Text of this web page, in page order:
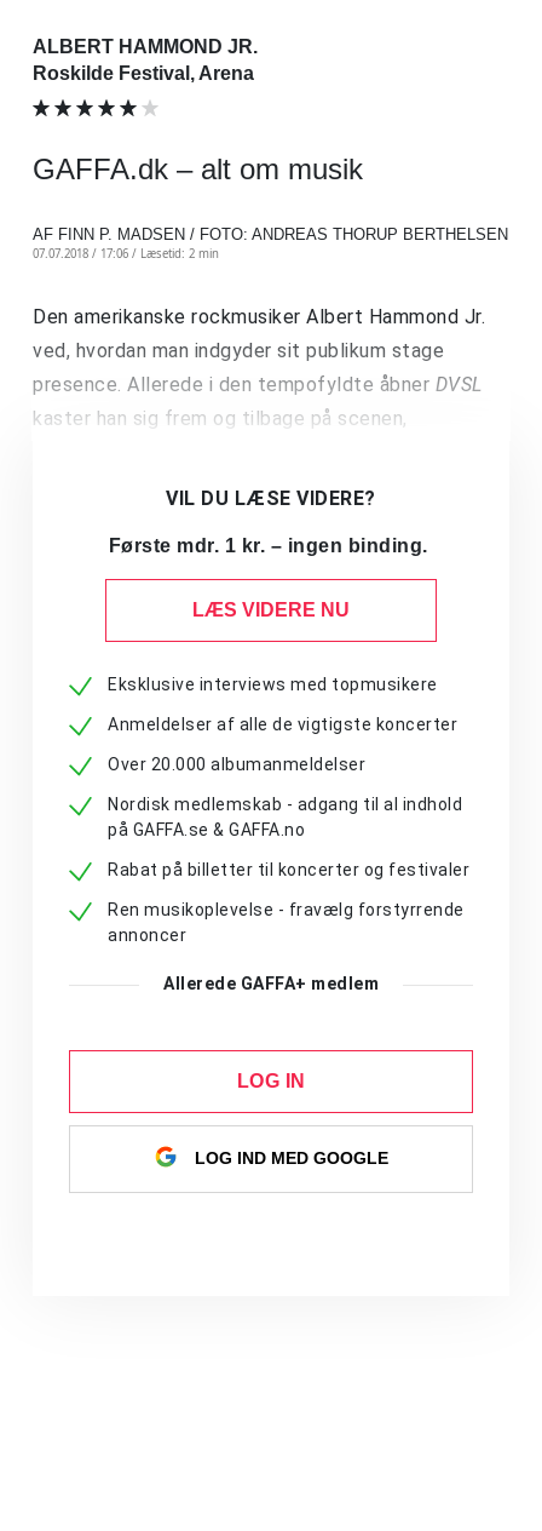
ALBERT HAMMOND JR.
Roskilde Festival, Arena
GAFFA.dk – alt om musik
AF FINN P. MADSEN / FOTO: ANDREAS THORUP BERTHELSEN
07.07.2018 / 17:06 / Læsetid: 2 min
Den amerikanske rockmusiker Albert Hammond Jr.
ved, hvordan man indgyder sit publikum stage
presence. Allerede i den tempofyldte åbner DVSL
kaster han sig frem og tilbage på scenen,
VIL DU LÆSE VIDERE?
Første mdr. 1 kr. – ingen binding.
LÆS VIDERE NU
Eksklusive interviews med topmusikere
Anmeldelser af alle de vigtigste koncerter
Over 20.000 albumanmeldelser
Nordisk medlemskab - adgang til al indhold
på GAFFA.se & GAFFA.no
Rabat på billetter til koncerter og festivaler
Ren musikoplevelse - fravælg forstyrrende
annoncer
Allerede GAFFA+ medlem
LOG IN
LOG IND MED GOOGLE